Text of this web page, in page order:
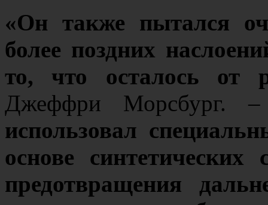
«Он также пытался
более поздних
то, что осталось от
Джеффри Морсбург.
использовал
основе
предотвращения